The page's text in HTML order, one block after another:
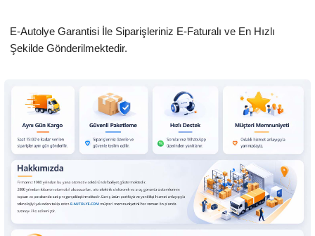
E-Autolye Garantisi İle Siparişleriniz E-Faturalı ve En Hızlı
Şekilde Gönderilmektedir.